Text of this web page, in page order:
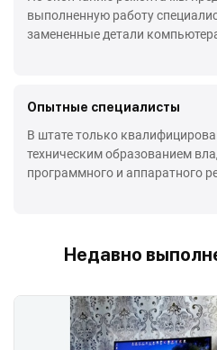
выполненную работу
замененные детали
Опытные специалисты
В штате только
техническим образованием
программного и аппаратного
Недавно